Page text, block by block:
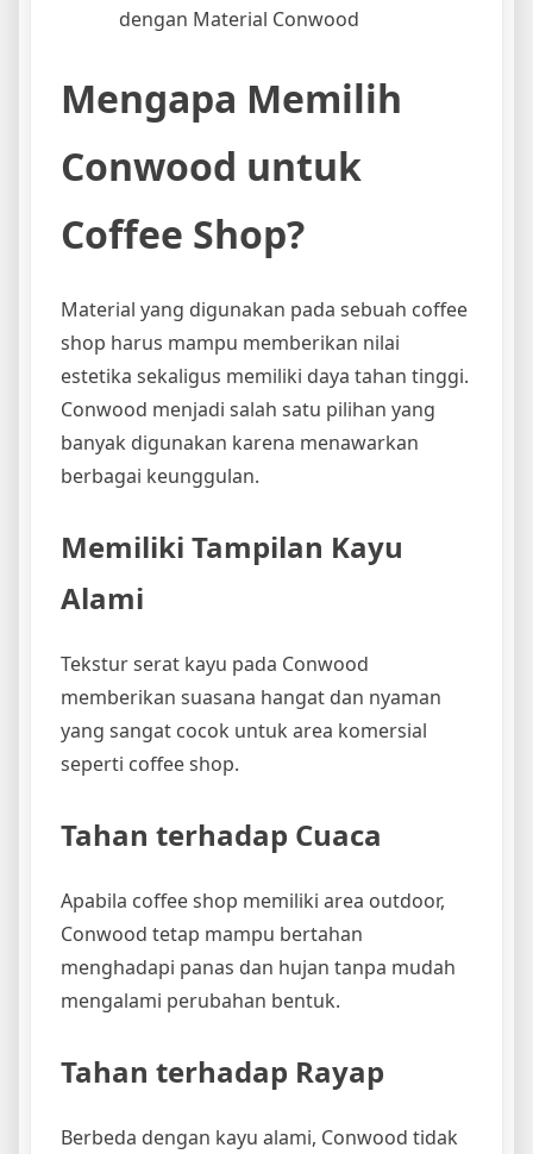
dengan Material Conwood
Mengapa Memilih
Conwood untuk
Coffee Shop?
Material yang digunakan pada sebuah coffee
shop harus mampu memberikan nilai
estetika sekaligus memiliki daya tahan tinggi.
Conwood menjadi salah satu pilihan yang
banyak digunakan karena menawarkan
berbagai keunggulan.
Memiliki Tampilan Kayu
Alami
Tekstur serat kayu pada Conwood
memberikan suasana hangat dan nyaman
yang sangat cocok untuk area komersial
seperti coffee shop.
Tahan terhadap Cuaca
Apabila coffee shop memiliki area outdoor,
Conwood tetap mampu bertahan
menghadapi panas dan hujan tanpa mudah
mengalami perubahan bentuk.
Tahan terhadap Rayap
Berbeda dengan kayu alami, Conwood tidak